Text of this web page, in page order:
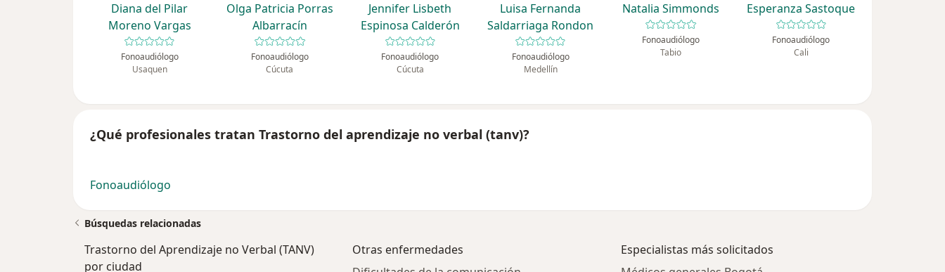
Diana del Pilar
Moreno Vargas
Fonoaudiólogo
Usaquen
Olga Patricia Porras
Albarracín
Fonoaudiólogo
Cúcuta
Jennifer Lisbeth
Espinosa Calderón
Fonoaudiólogo
Cúcuta
Luisa Fernanda
Saldarriaga Rondon
Fonoaudiólogo
Medellín
Natalia Simmonds
Fonoaudiólogo
Tabio
Esperanza Sastoque
Fonoaudiólogo
Cali
¿Qué profesionales tratan Trastorno del aprendizaje no verbal (tanv)?
Fonoaudiólogo
Búsquedas relacionadas
Trastorno del Aprendizaje no Verbal (TANV)
por ciudad
Otras enfermedades
Especialistas más solicitados